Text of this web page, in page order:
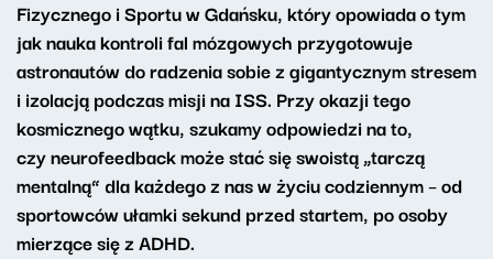
Fizycznego i Sportu w Gdańsku, który opowiada o tym
jak nauka kontroli fal mózgowych przygotowuje
astronautów do radzenia sobie z gigantycznym stresem
i izolacją podczas misji na ISS. Przy okazji tego
kosmicznego wątku, szukamy odpowiedzi na to,
czy neurofeedback może stać się swoistą „tarczą
mentalną” dla każdego z nas w życiu codziennym – od
sportowców ułamki sekund przed startem, po osoby
mierzące się z ADHD.